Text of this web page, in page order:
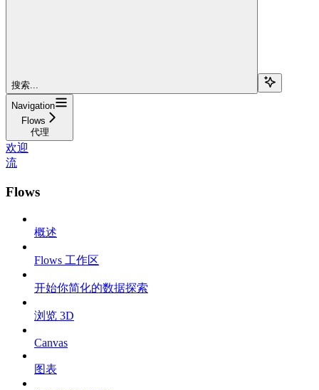
搜索...
Navigation
Flows
代理
欢迎
流
Flows
概述
Flows 工作区
开始你简化的数据探索
浏览 3D
Canvas
图表